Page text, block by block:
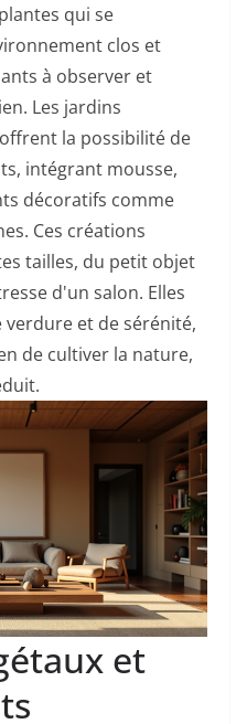
qui se
clos et
à observer et
Les jardins
la possibilité de
intégrant mousse,
décoratifs comme
Ces créations
tailles, du petit objet
d'un salon. Elles
et de sérénité,
de cultiver la nature,
et